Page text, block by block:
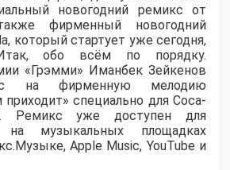
новогодний ремикс от
фирменный новогодний
который стартует уже сегодня,
обо всём по порядку.
«Грэмми» Иманбек Зейкенов
на фирменную мелодию
специально для Coca-
Ремикс уже доступен для
на музыкальных площадках
Apple Music, YouTube и